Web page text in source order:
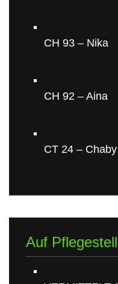
CH 93 – Nika
CH 92 – Aina
CT 24 – Chaby
Auf